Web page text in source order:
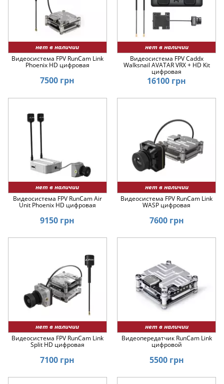
нет в наличии
Видеосистема FPV RunCam Link
Phoenix HD цифровая
7500 грн
нет в наличии
Видеосистема FPV Caddx
Walksnail AVATAR VRX + HD Kit
цифровая
16100 грн
нет в наличии
Видеосистема FPV RunCam Air
Unit Phoenix HD цифровая
9150 грн
нет в наличии
Видеосистема FPV RunCam Link
WASP цифровая
7600 грн
нет в наличии
Видеосистема FPV RunCam Link
Split HD цифровая
7100 грн
нет в наличии
Видеопередатчик RunCam Link
цифровой
5500 грн